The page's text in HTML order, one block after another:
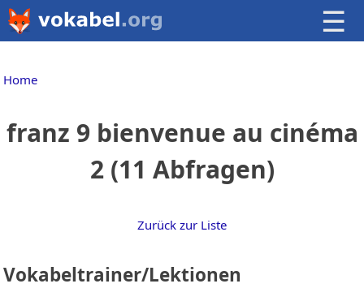
☰
Home
franz 9 bienvenue au cinéma
2 (11 Abfragen)
Zurück zur Liste
Vokabeltrainer/Lektionen